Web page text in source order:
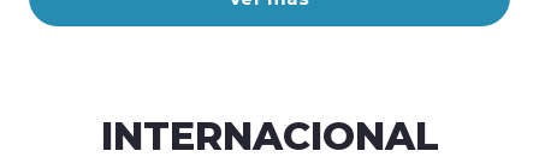
INTERNACIONAL